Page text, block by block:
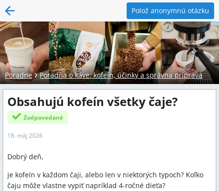
Polož anonymnú otázku
Poradne Poradňa o káve: kofeín, účinky a správna príprava
Obsahujú kofeín všetky čaje?
Zodpovedané
18. máj 2026
Dobrý deň,
je kofeín v každom čaji, alebo len v niektorých typoch? Koľko
čaju môže vlastne vypiť napríklad 4-ročné dieťa?